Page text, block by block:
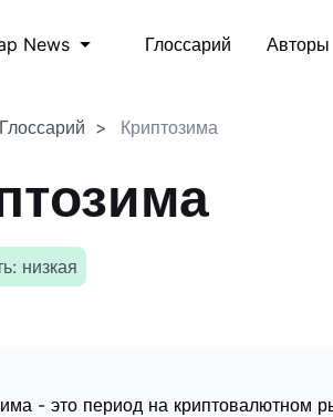
News Глоссарий Авторы
Глоссарий Криптозима
низкая
- это период на криптовалютном